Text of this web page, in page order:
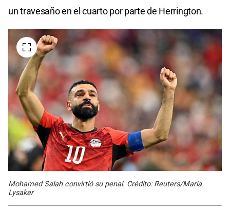
un travesaño en el cuarto por parte de Herrington.
Mohamed Salah convirtió su penal. Crédito: Reuters/Maria
Lysaker